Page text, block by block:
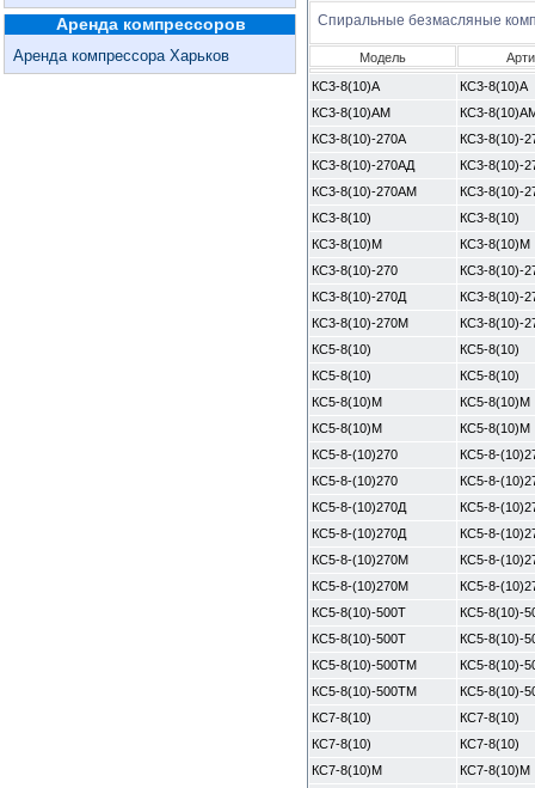
Аренда компрессоров
Аренда компрессора Харьков
Спиральные безмасляные
Модель
КС3-8(10)А
КС3-8(10)А
КС3-8(10)АМ
КС3-
КС3-8(10)-270А
КС3-8(10)-
КС3-8(10)-270АД
КС3-8(10)-
КС3-8(10)-270АМ
КС3-8(10)-
КС3-8(10)
КС3-8(10)
КС3-8(10)М
КС3-8(10)М
КС3-8(10)-270
КС3-8(10)-
КС3-8(10)-270Д
КС3-8(10)-
КС3-8(10)-270М
КС3-8(10)-
КС5-8(10)
КС5-8(10)
КС5-8(10)
КС5-8(10)
КС5-8(10)М
КС5-8(10)М
КС5-8(10)М
КС5-8(10)М
КС5-8-(10)270
КС5-8-
КС5-8-(10)270
КС5-8-
КС5-8-(10)270Д
КС5-8-
КС5-8-(10)270Д
КС5-8-
КС5-8-(10)270М
КС5-8-
КС5-8-(10)270М
КС5-8-
КС5-8(10)-500Т
КС5-8(10)-
КС5-8(10)-500Т
КС5-8(10)-
КС5-8(10)-500ТМ
КС5-8(10)-
КС5-8(10)-500ТМ
КС5-8(10)-
КС7-8(10)
КС7-8(10)
КС7-8(10)
КС7-8(10)
КС7-8(10)М
КС7-8(10)М